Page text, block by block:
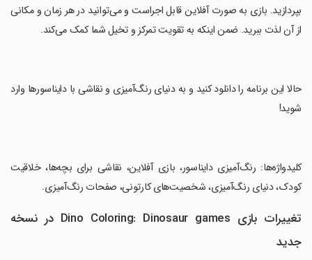
بپردازید. بازی به صورت آفلاین قابل اجراست و می‌توانید در هر زمان و مکانی
از آن لذت ببرید. ضمن اینکه به تقویت تمرکز و تخیل شما کمک می‌کند.
‏حالا این برنامه را دانلود کنید و به دنیای رنگ‌آمیزی و نقاشی با دایناسورها وارد
شوید!
‏کلیدواژه‌ها: رنگ‌آمیزی دایناسور، بازی آفلاین، نقاشی برای بچه‌ها، خلاقیت
کودک، دنیای رنگ‌آمیزی، شخصیت‌های کارتونی، صفحات رنگ‌آمیزی.
تغییرات بازی Dino Coloring: Dinosaur games در نسخه
جدید